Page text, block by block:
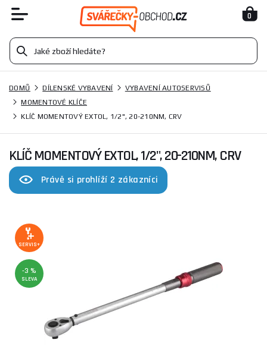
0
DOMŮ DÍLENSKÉ VYBAVENÍ
VYBAVENÍ AUTOSERVISŮ
MOMENTOVÉ KLÍČE
KLÍČ MOMENTOVÝ EXTOL, 1/2", 20-210NM, CRV
KLÍČ MOMENTOVÝ EXTOL, 1/2", 20-210NM, CRV
Právě si prohlíží 2 zákazníci
SERVIS+
-3 %
SLEVA